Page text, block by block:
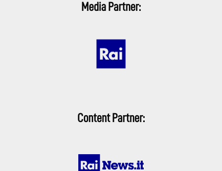
Media Partner:
Content Partner: